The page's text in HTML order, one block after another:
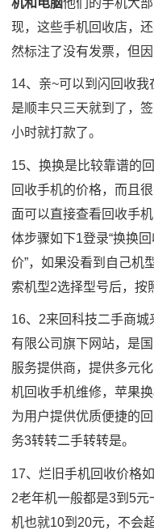
机和电脑他们的手机大
现，这些手机回收店，
然标注了没有发票，但
14、亲~可以到闪回收我
是顺丰只三天就到了，
小时就打款了。
15、换换是比较靠谱的
回收手机的价格，而且
面可以直接查看回收手
体步骤如下1登录“换换
价”，如果没看到自己机
索机型2选择型号后，按
16、2来回科技二手商
有限公司旗下网站，是
服务提供商，提供多元
机回收手机维修，苹果
为用户提供优质便捷的
务3转转二手转转是。
17、烂旧手机回收价格
2老年机一般都是3到5
机也就10到20元，不会